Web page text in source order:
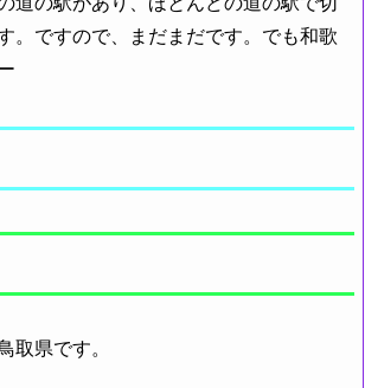
。ですので、まだまだです。でも和歌
取県です。